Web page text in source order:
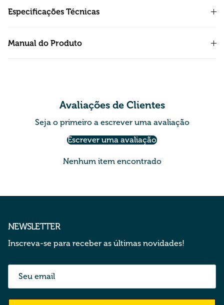
Especificações Técnicas
Manual do Produto
Avaliações de Clientes
Seja o primeiro a escrever uma avaliação
Escrever uma avaliação
Nenhum item encontrado
NEWSLETTER
Inscreva-se para receber as últimas novidades!